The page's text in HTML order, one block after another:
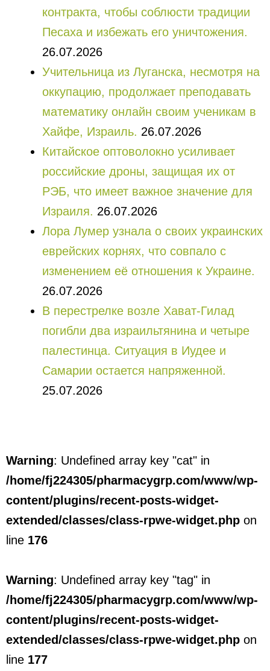
контракта, чтобы соблюсти традиции
Песаха и избежать его уничтожения.
26.07.2026
Учительница из Луганска, несмотря на
оккупацию, продолжает преподавать
математику онлайн своим ученикам в
Хайфе, Израиль. 26.07.2026
Китайское оптоволокно усиливает
российские дроны, защищая их от
РЭБ, что имеет важное значение для
Израиля. 26.07.2026
Лора Лумер узнала о своих украинских
еврейских корнях, что совпало с
изменением её отношения к Украине.
26.07.2026
В перестрелке возле Хават-Гилад
погибли два израильтянина и четыре
палестинца. Ситуация в Иудее и
Самарии остается напряженной.
25.07.2026
Warning: Undefined array key "cat" in
/home/fj224305/pharmacygrp.com/www/wp-
content/plugins/recent-posts-widget-
extended/classes/class-rpwe-widget.php on
line 176
Warning: Undefined array key "tag" in
/home/fj224305/pharmacygrp.com/www/wp-
content/plugins/recent-posts-widget-
extended/classes/class-rpwe-widget.php on
line 177